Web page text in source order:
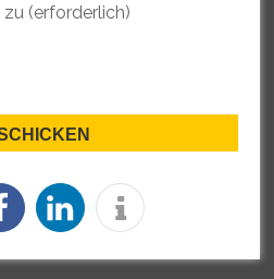
zu (erforderlich)